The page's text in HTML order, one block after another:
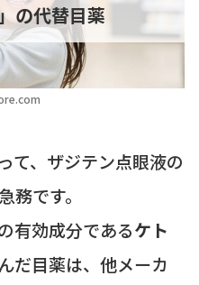
の代替目薬
て、ザジテン点眼液の
務です。
有効成分であるケト
だ目薬は、他メーカ